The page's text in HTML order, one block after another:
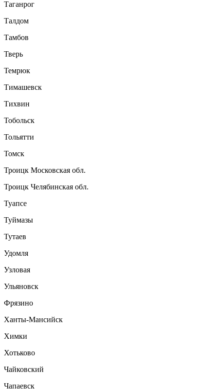
Таганрог
Талдом
Тамбов
Тверь
Темрюк
Тимашевск
Тихвин
Тобольск
Тольятти
Томск
Троицк Московская обл.
Троицк Челябинская обл.
Туапсе
Туймазы
Тутаев
Удомля
Узловая
Ульяновск
Фрязино
Ханты-Мансийск
Химки
Хотьково
Чайковский
Чапаевск